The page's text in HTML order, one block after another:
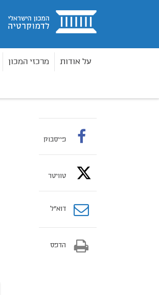
בית
על אודות מרכזי המכון
פייסבוק
טוויטר
דוא”ל
הדפס